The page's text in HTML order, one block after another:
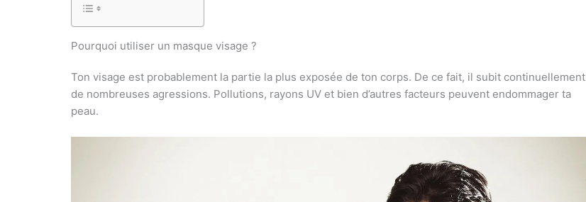
Pourquoi utiliser un masque visage ?
Ton visage est probablement la partie la plus exposée de ton corps. De ce fait, il subit continuellement
de nombreuses agressions. Pollutions, rayons UV et bien d’autres facteurs peuvent endommager ta
peau.